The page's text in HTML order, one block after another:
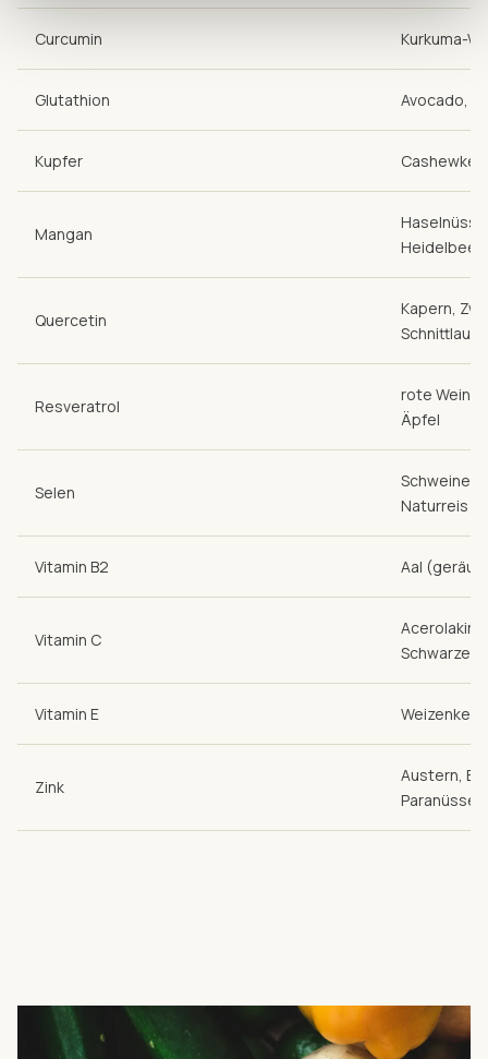
Curcumin Kurkuma-
Glutathion Avocado,
Kupfer
Mangan
Quercetin
Kapern,
Schnittlauch
Resveratrol
rote
Äpfel
Selen
Naturreis
Vitamin B2 Aal
Vitamin C
Schwarze
Vitamin E
Zink
Austern,
Paranüsse,